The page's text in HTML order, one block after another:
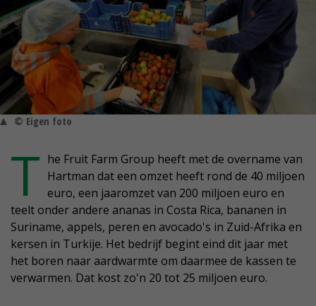
© Eigen foto
T he Fruit Farm Group heeft met de overname van
Hartman dat een omzet heeft rond de 40 miljoen
euro, een jaaromzet van 200 miljoen euro en
teelt onder andere ananas in Costa Rica, bananen in
Suriname, appels, peren en avocado's in Zuid-Afrika en
kersen in Turkije. Het bedrijf begint eind dit jaar met
het boren naar aardwarmte om daarmee de kassen te
verwarmen. Dat kost zo'n 20 tot 25 miljoen euro.